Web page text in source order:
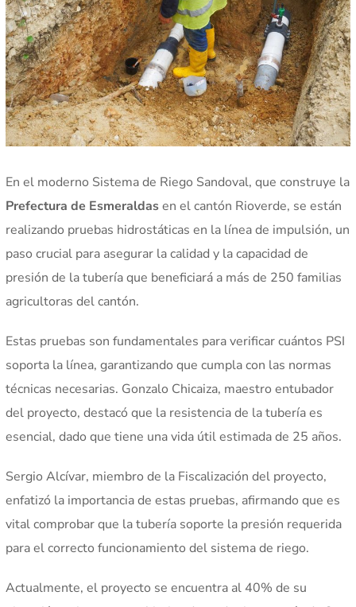
En el moderno Sistema de Riego Sandoval, que construye la
Prefectura de Esmeraldasen el cantón Rioverde, se están
realizando pruebas hidrostáticas en la línea de impulsión, un
paso crucial para asegurar la calidad y la capacidad de
presión de la tubería que beneficiará a más de 250 familias
agricultoras del cantón.
Estas pruebas son fundamentales para verificar cuántos PSI
soporta la línea, garantizando que cumpla con las normas
técnicas necesarias. Gonzalo Chicaiza, maestro entubador
del proyecto, destacó que la resistencia de la tubería es
esencial, dado que tiene una vida útil estimada de 25 años.
Sergio Alcívar, miembro de la Fiscalización del proyecto,
enfatizó la importancia de estas pruebas, afirmando que es
vital comprobar que la tubería soporte la presión requerida
para el correcto funcionamiento del sistema de riego.
Actualmente, el proyecto se encuentra al 40% de su